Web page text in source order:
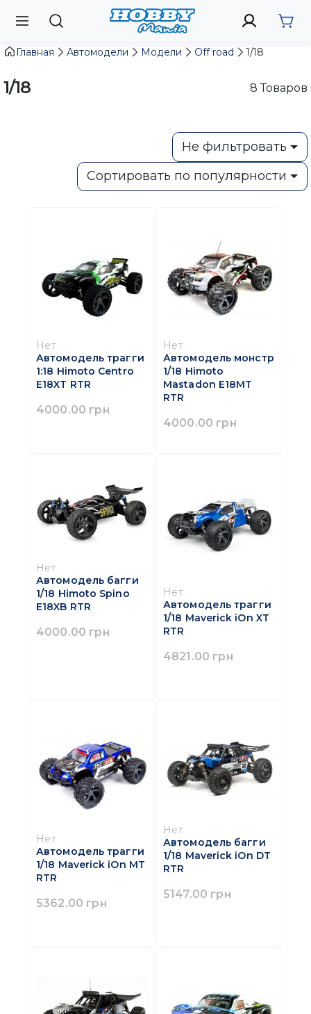
Главная Автомодели Модели Off road 1/18
1/18 8 Товаров
Не фильтровать
Сортировать по популярности
Нет
Автомодель трагги
1:18 Himoto Centro
E18XT RTR
4000.00 грн
Нет
Автомодель монстр
1/18 Himoto
Mastadon E18MT
RTR
4000.00 грн
Нет
Автомодель багги
1/18 Himoto Spino
E18XB RTR
4000.00 грн
Нет
Автомодель трагги
1/18 Maverick iOn XT
RTR
4821.00 грн
Нет
Автомодель трагги
1/18 Maverick iOn MT
RTR
5362.00 грн
Нет
Автомодель багги
1/18 Maverick iOn DT
RTR
5147.00 грн